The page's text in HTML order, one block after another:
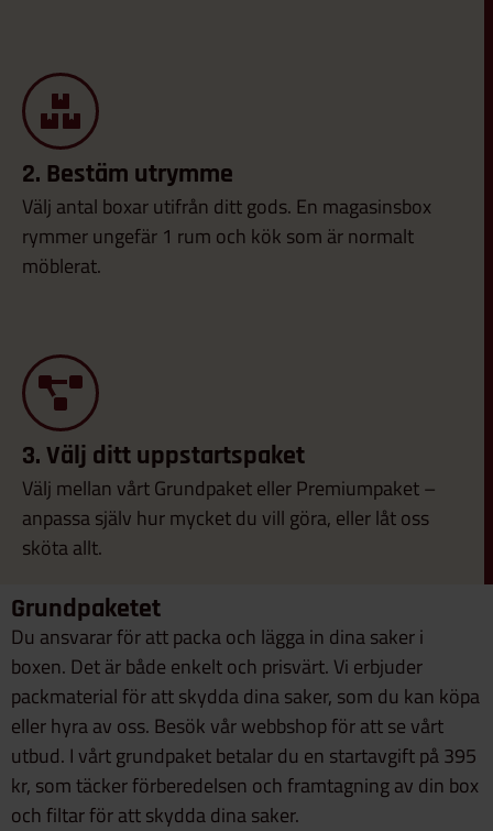
2. Bestäm utrymme
Välj antal boxar utifrån ditt gods. En magasinsbox
rymmer ungefär 1 rum och kök som är normalt
möblerat.
3. Välj ditt uppstartspaket​
Välj mellan vårt Grundpaket eller Premiumpaket –
anpassa själv hur mycket du vill göra, eller låt oss
sköta allt.
Grundpaketet
Du ansvarar för att packa och lägga in dina saker i
boxen. Det är både enkelt och prisvärt. Vi erbjuder
packmaterial för att skydda dina saker, som du kan köpa
eller hyra av oss. Besök vår webbshop för att se vårt
utbud. I vårt grundpaket betalar du en startavgift på 395
kr, som täcker förberedelsen och framtagning av din box
och filtar för att skydda dina saker.